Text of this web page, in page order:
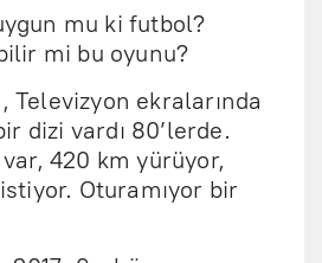
mu ki futbol?
mi bu oyunu?
Televizyon ekralarında
dizi vardı 80’lerde.
420 km yürüyor,
Oturamıyor bir